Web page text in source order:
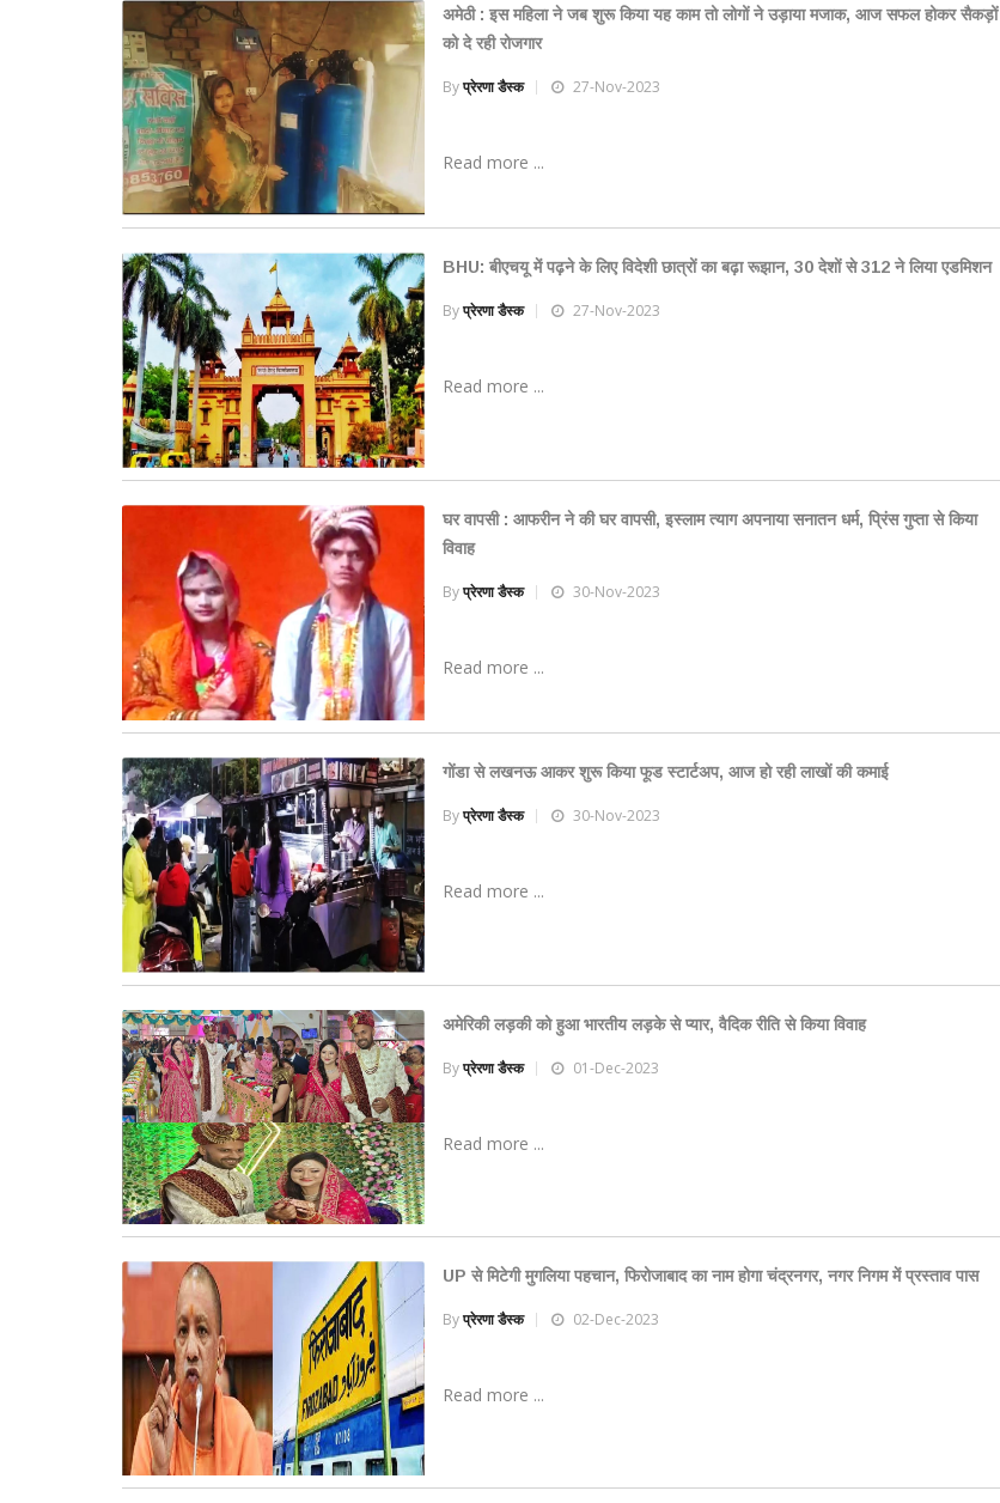
अमेठी : इस महिला ने जब शुरू किया यह काम तो लोगों ने उड़ाया मजाक, आज सफल होकर सैकड़ों
को दे रही रोजगार
Byप्रेरणा डैस्क 27-Nov-2023
Read more ...
BHU: बीएचयू में पढ़ने के लिए विदेशी छात्रों का बढ़ा रूझान, 30 देशों से 312 ने लिया एडमिशन
Byप्रेरणा डैस्क 27-Nov-2023
Read more ...
घर वापसी : आफरीन ने की घर वापसी, इस्लाम त्याग अपनाया सनातन धर्म, प्रिंस गुप्ता से किया
विवाह
Byप्रेरणा डैस्क 30-Nov-2023
Read more ...
गोंडा से लखनऊ आकर शुरू किया फूड स्टार्टअप, आज हो रही लाखों की कमाई
Byप्रेरणा डैस्क 30-Nov-2023
Read more ...
अमेरिकी लड़की को हुआ भारतीय लड़के से प्यार, वैदिक रीति से किया विवाह
Byप्रेरणा डैस्क 01-Dec-2023
Read more ...
UP से मिटेगी मुगलिया पहचान, फिरोजाबाद का नाम होगा चंद्रनगर, नगर निगम में प्रस्ताव पास
Byप्रेरणा डैस्क 02-Dec-2023
Read more ...